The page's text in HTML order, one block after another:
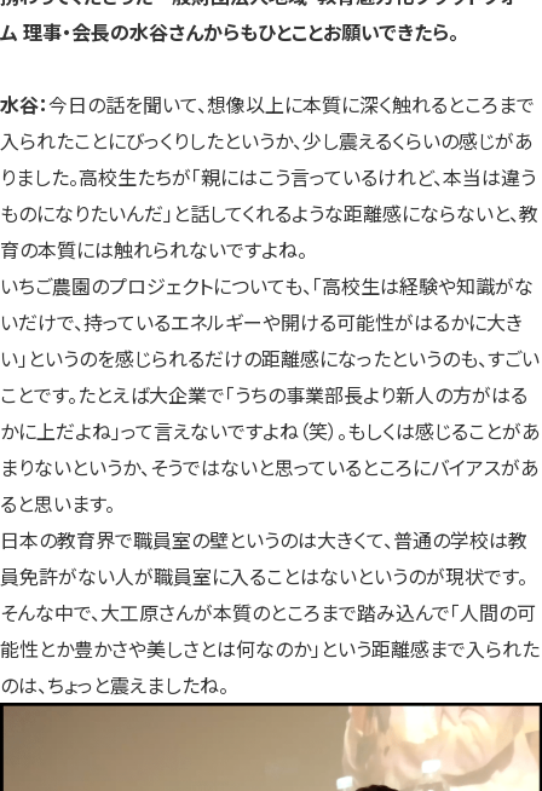
ム 理事・会長の水谷さんからもひとことお願いできたら。
水谷：今日の話を聞いて、想像以上に本質に深く触れるところまで
入られたことにびっくりしたというか、少し震えるくらいの感じがあ
りました。高校生たちが「親にはこう言っているけれど、本当は違う
ものになりたいんだ」と話してくれるような距離感にならないと、教
育の本質には触れられないですよね。
いちご農園のプロジェクトについても、「高校生は経験や知識がな
いだけで、持っているエネルギーや開ける可能性がはるかに大き
い」というのを感じられるだけの距離感になったというのも、すごい
ことです。たとえば大企業で「うちの事業部長より新人の方がはる
かに上だよね」って言えないですよね（笑）。もしくは感じることがあ
まりないというか、そうではないと思っているところにバイアスがあ
ると思います。
日本の教育界で職員室の壁というのは大きくて、普通の学校は教
員免許がない人が職員室に入ることはないというのが現状です。
そんな中で、大工原さんが本質のところまで踏み込んで「人間の可
能性とか豊かさや美しさとは何なのか」という距離感まで入られた
のは、ちょっと震えましたね。